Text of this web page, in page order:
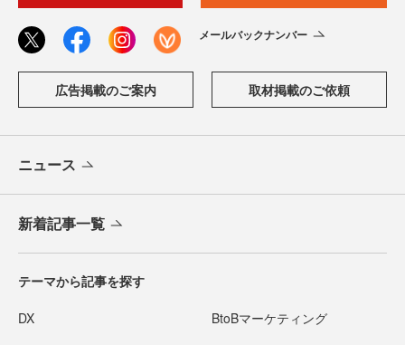
メールバックナンバー
広告掲載のご案内 取材掲載のご依頼
ニュース
新着記事一覧
テーマから記事を探す
DX BtoBマーケティング